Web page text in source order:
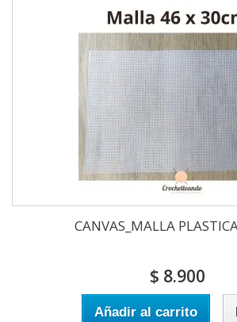
CANVAS_MALLA
$ 8.900
Añadir al carrito